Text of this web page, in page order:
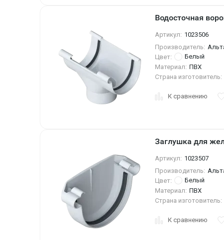
Водосточная
Артикул: 1023506
Производитель:
Цвет:
Белый
Материал: ПВХ
Страна изготовитель:
К сравнению
Заглушка для
Артикул: 1023507
Производитель:
Цвет:
Белый
Материал: ПВХ
Страна изготовитель:
К сравнению